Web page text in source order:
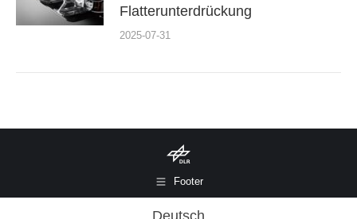
Flatterunterdrückung
2025-07-31
Footer